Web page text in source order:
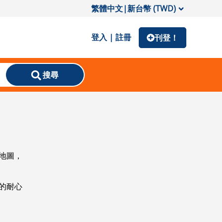
繁體中文|新台幣 (TWD)
登入 | 註冊 刊登！
搜尋
圖，
耐心